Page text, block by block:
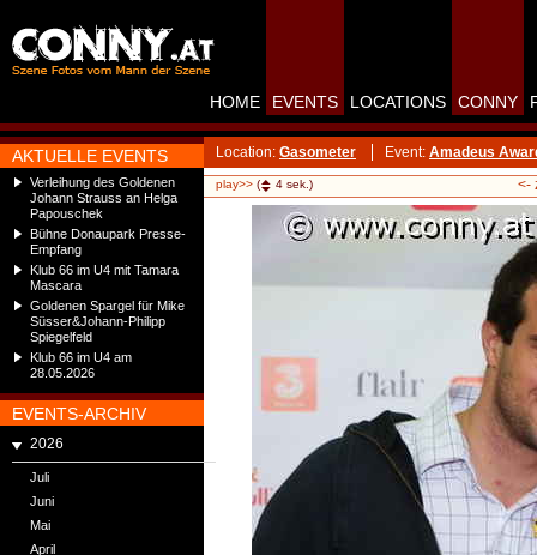
AKTUELLE EVENTS
Verleihung des Goldenen
Johann Strauss an Helga
Papouschek
Bühne Donaupark Presse-
Empfang
Klub 66 im U4 mit Tamara
Mascara
Goldenen Spargel für Mike
Süsser&Johann-Philipp
Spiegelfeld
Klub 66 im U4 am
28.05.2026
EVENTS-ARCHIV
2026
Juli
Juni
Mai
April
HOME EVENTS LOCATIONS CONNY
Location: Gasometer Event: Amadeus
play>> ( 4 sek.) <-